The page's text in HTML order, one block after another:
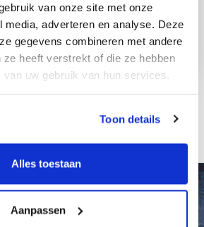
van onze site met onze
media, adverteren en analyse. Deze
gegevens combineren met andere
ze heeft verstrekt of die ze hebben
uw gebruik van hun services.
Toon details
Alles toestaan
Aanpassen